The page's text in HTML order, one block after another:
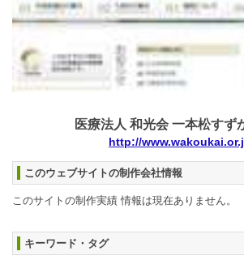
医療法人 和光会 一本松すず
http://
このウェブサイトの制作会社情報
このサイトの制作実績 情報は現在ありません。
キーワード・タグ